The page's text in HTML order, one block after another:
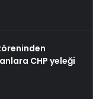
CHP yeleği